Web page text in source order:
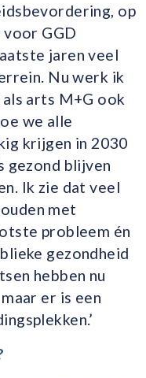
op
GGD
jaren veel
Nu werk ik
arts M+G ook
we alle
krijgen in 2030
gezond blijven
Ik zie dat veel
met
probleem én
gezondheid
hebben nu
er is een